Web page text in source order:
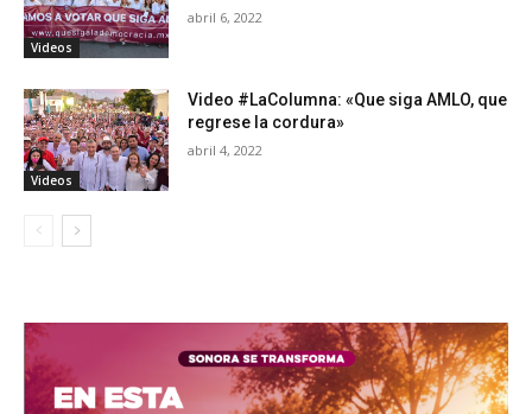
Videos
abril 6, 2022
Videos
Video #LaColumna: «Que siga AMLO, que
regrese la cordura»
abril 4, 2022